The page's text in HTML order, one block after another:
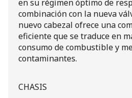
en su régimen óptimo de
combinación con la nueva
nuevo cabezal ofrece una
eficiente que se traduce en
consumo de combustible y
contaminantes.
CHASIS